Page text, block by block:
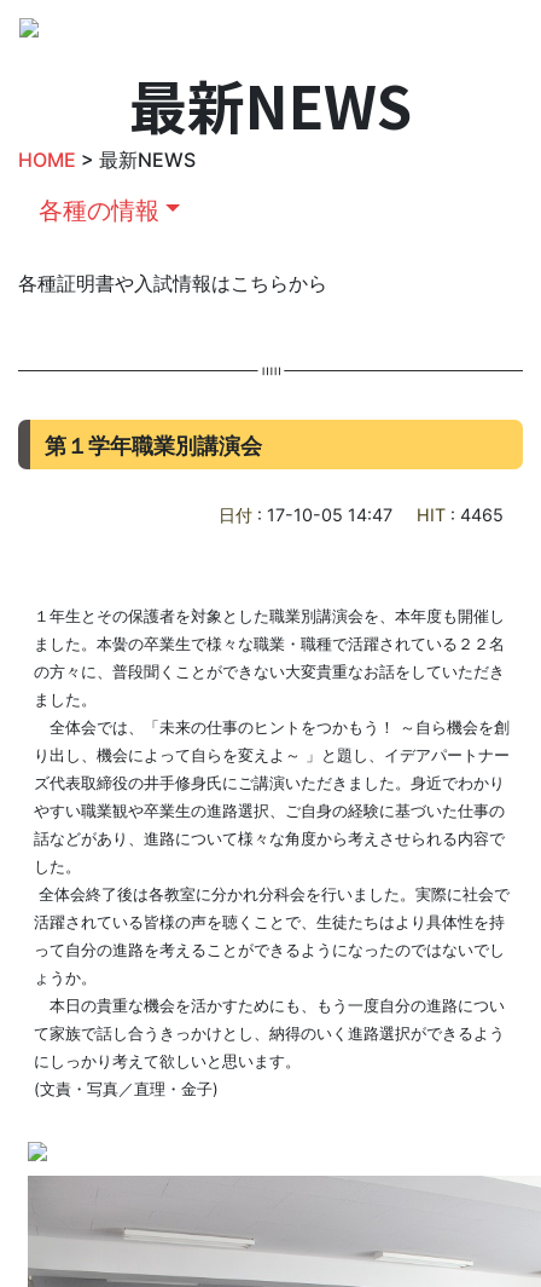
最新NEWS
HOME > 最新NEWS
各種の情報
各種証明書や入試情報はこちらから
第１学年職業別講演会
日付 : 17-10-05 14:47 HIT : 4465
１年生とその保護者を対象とした職業別講演会を、本年度も開催し
ました。本黌の卒業生で様々な職業・職種で活躍されている２２名
の方々に、普段聞くことができない大変貴重なお話をしていただき
ました。
全体会では、「未来の仕事のヒントをつかもう！ ～自ら機会を創
り出し、機会によって自らを変えよ～ 」と題し、イデアパートナー
ズ代表取締役の井手修身氏にご講演いただきました。身近でわかり
やすい職業観や卒業生の進路選択、ご自身の経験に基づいた仕事の
話などがあり、進路について様々な角度から考えさせられる内容で
した。
全体会終了後は各教室に分かれ分科会を行いました。実際に社会で
活躍されている皆様の声を聴くことで、生徒たちはより具体性を持
って自分の進路を考えることができるようになったのではないでし
ょうか。
本日の貴重な機会を活かすためにも、もう一度自分の進路につい
て家族で話し合うきっかけとし、納得のいく進路選択ができるよう
にしっかり考えて欲しいと思います。
(文責・写真／直理・金子)